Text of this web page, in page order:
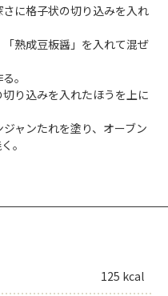
に格子状の切り込みを入れ
熟成豆板醤」を入れて混ぜ
。
り込みを入れたほうを上に
ャンたれを塗り、オーブン
。
125 kcal